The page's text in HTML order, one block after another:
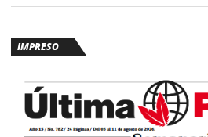
IMPRESO